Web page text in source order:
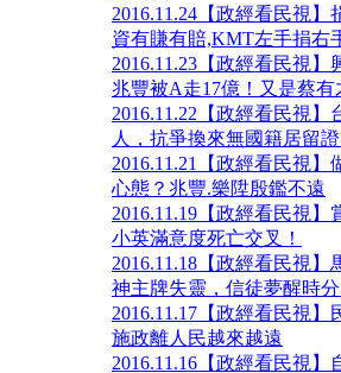
2016.11.24【政經看民視
資有賺有賠,KMT左手捐右
2016.11.23【政經看民視
兆豐被A走17億！又是蔡有
2016.11.22【政經看民視
人，抗爭換來無國籍居留
2016.11.21【政經看民視
心態？兆豐.樂陞殷鑑不遠
2016.11.19【政經看民視
小英滿意度死亡交叉！
2016.11.18【政經看民視
神主牌失靈，信徒夢醒時
2016.11.17【政經看民視
施政離人民越來越遠
2016.11.16【政經看民視